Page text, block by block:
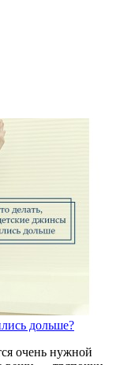
дольше?
очень нужной